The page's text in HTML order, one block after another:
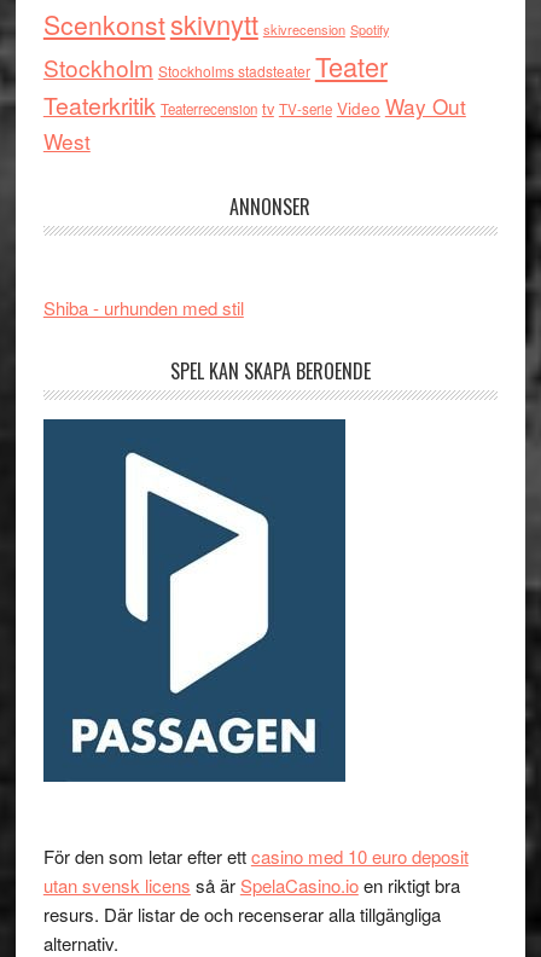
Scenkonstskivnytt skivrecension Spotify
Stockholm Stockholms stadsteater Teater
Teaterkritik Teaterrecension tv TV-serie Video Way Out
West
ANNONSER
Shiba - urhunden med stil
SPEL KAN SKAPA BEROENDE
För den som letar efter ettcasino med 10 euro deposit
utan svensk licens så ärSpelaCasino.ioen riktigt bra
resurs. Där listar de och recenserar alla tillgängliga
alternativ.